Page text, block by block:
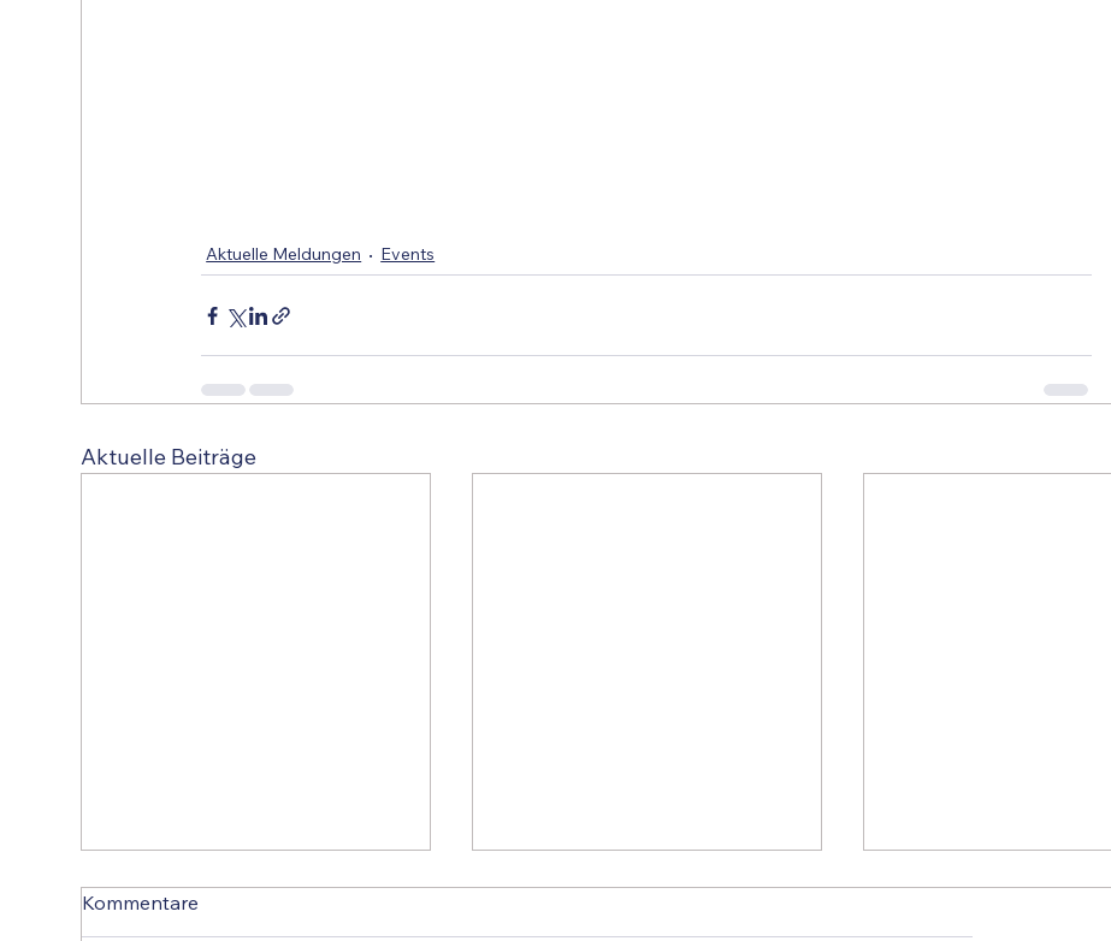
Aktuelle Meldungen Events
Aktuelle Beiträge
Kommentare